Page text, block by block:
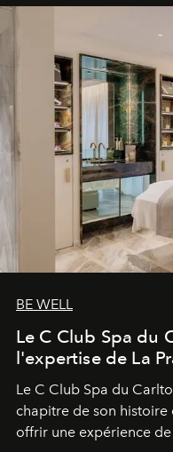
BE WELL
Le C Club Spa du
l'expertise de La
Le C Club Spa du
chapitre de son histoire
offrir une expérience